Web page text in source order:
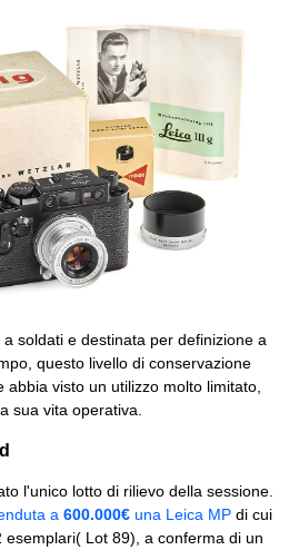
soldati e destinata per definizione a
questo livello di conservazione
visto un utilizzo molto limitato,
sua vita operativa.
l'unico lotto di rilievo della sessione.
a 600.000€ una Leica MP di cui
Lot 89), a conferma di un